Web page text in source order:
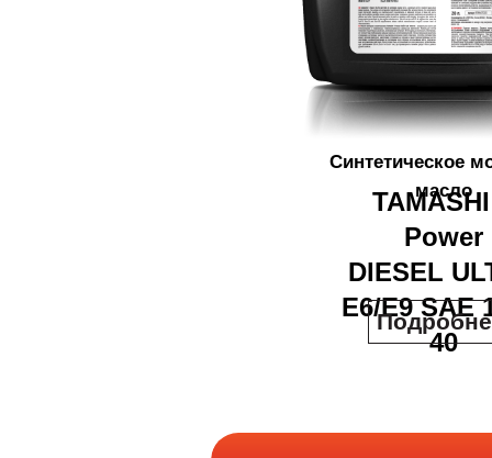
Power
DIESEL
E6/E9 SAE
40
Синтетическое
масло